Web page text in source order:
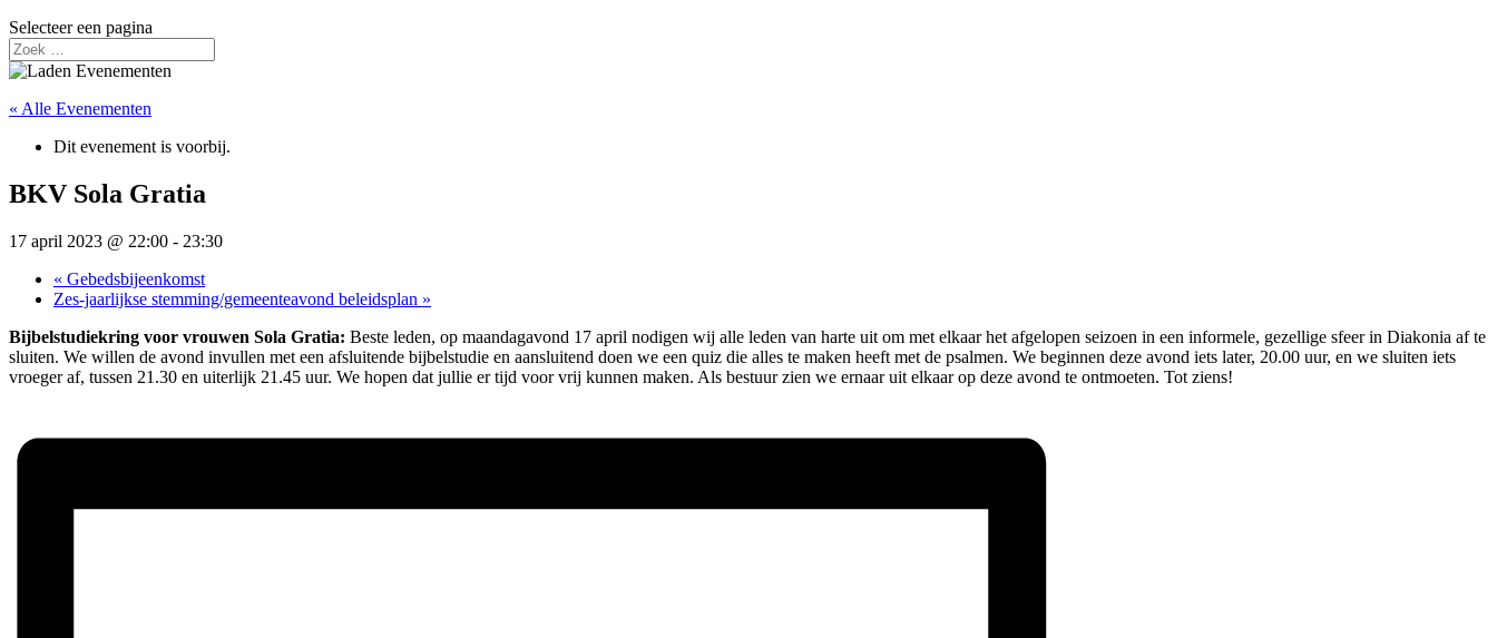
Selecteer een pagina
« Alle Evenementen
Dit evenement is voorbij.
BKV Sola Gratia
17 april 2023 @ 22:00 - 23:30
« Gebedsbijeenkomst
Zes-jaarlijkse stemming/gemeenteavond beleidsplan »
Bijbelstudiekring voor vrouwen Sola Gratia: Beste leden, op maandagavond 17 april nodigen wij alle leden van harte uit om met elkaar het afgelopen seizoen in een informele, gezellige sfeer in Diakonia af te
sluiten. We willen de avond invullen met een afsluitende bijbelstudie en aansluitend doen we een quiz die alles te maken heeft met de psalmen. We beginnen deze avond iets later, 20.00 uur, en we sluiten iets
vroeger af, tussen 21.30 en uiterlijk 21.45 uur. We hopen dat jullie er tijd voor vrij kunnen maken. Als bestuur zien we ernaar uit elkaar op deze avond te ontmoeten. Tot ziens!